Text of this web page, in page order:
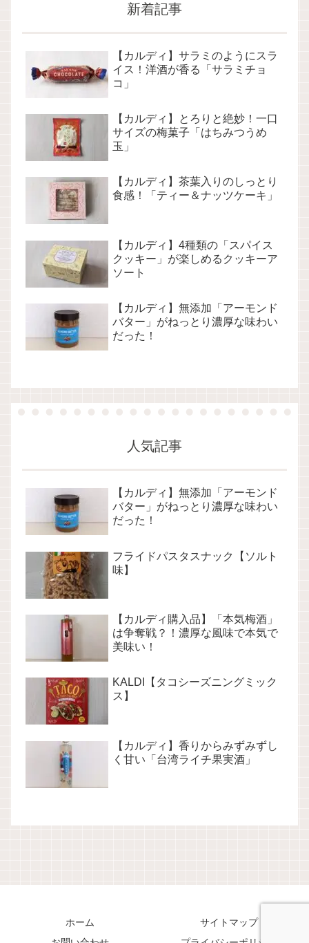
新着記事
【カルディ】サラミのようにスラ
イス！洋酒が香る「サラミチョ
コ」
【カルディ】とろりと絶妙！一口
サイズの梅菓子「はちみつうめ
玉」
【カルディ】茶葉入りのしっとり
食感！「ティー＆ナッツケーキ」
【カルディ】4種類の「スパイス
クッキー」が楽しめるクッキーア
ソート
【カルディ】無添加「アーモンド
バター」がねっとり濃厚な味わい
だった！
人気記事
【カルディ】無添加「アーモンド
バター」がねっとり濃厚な味わい
だった！
フライドパスタスナック【ソルト
味】
【カルディ購入品】「本気梅酒」
は争奪戦？！濃厚な風味で本気で
美味い！
KALDI【タコシーズニングミック
ス】
【カルディ】香りからみずみずし
く甘い「台湾ライチ果実酒」
ホーム
サイトマップ